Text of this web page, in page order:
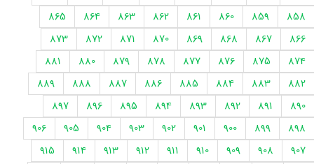
858
859
860
861
862
863
864
865
866
867
868
869
870
871
872
873
874
875
876
877
878
879
880
881
882
883
884
885
886
887
888
889
890
891
892
893
894
895
896
897
898
899
900
901
902
903
904
905
906
907
908
909
910
911
912
913
914
915